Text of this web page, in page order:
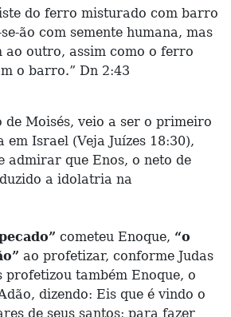
do ferro misturado com barro
ão com semente humana, mas
ao outro, assim como o ferro
o barro.” Dn 2:43
de Moisés, veio a ser o primeiro
Israel (Veja Juízes 18:30),
admirar que Enos, o neto de
a idolatria na
cometeu Enoque, “o
ao profetizar, conforme Judas
profetizou também Enoque, o
dizendo: Eis que é vindo o
de seus santos; para fazer